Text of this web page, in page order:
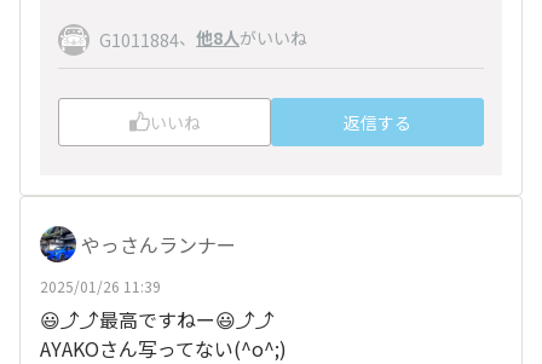
G1011884、 他8人がいいね
いいね 返信する
やっさんランナー
2025/01/26 11:39
😃⤴️⤴️最高ですねー😃⤴️⤴️
AYAKOさん写ってない(^o^;)